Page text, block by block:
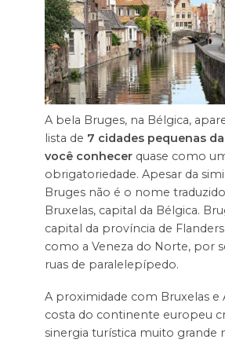
A bela Bruges, na Bélgica,
lista de 7 cidades pequenas
você conhecer quase como
obrigatoriedade. Apesar da
Bruges não é o nome
Bruxelas, capital da Bélgica.
capital da província de
como a Veneza do Norte, por
ruas de paralelepípedo.
A proximidade com Bruxelas e
costa do continente europeu
sinergia turística muito grande